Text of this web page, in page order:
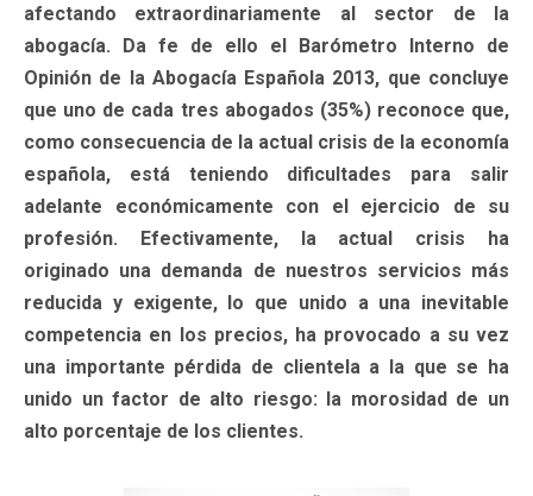
afectando extraordinariamente al sector de la
abogacía. Da fe de ello el Barómetro Interno de
Opinión de la Abogacía Española 2013, que concluye
que uno de cada tres abogados (35%) reconoce que,
como consecuencia de la actual crisis de la economía
española, está teniendo dificultades para salir
adelante económicamente con el ejercicio de su
profesión. Efectivamente, la actual crisis ha
originado una demanda de nuestros servicios más
reducida y exigente, lo que unido a una inevitable
competencia en los precios, ha provocado a su vez
una importante pérdida de clientela a la que se ha
unido un factor de alto riesgo: la morosidad de un
alto porcentaje de los clientes.